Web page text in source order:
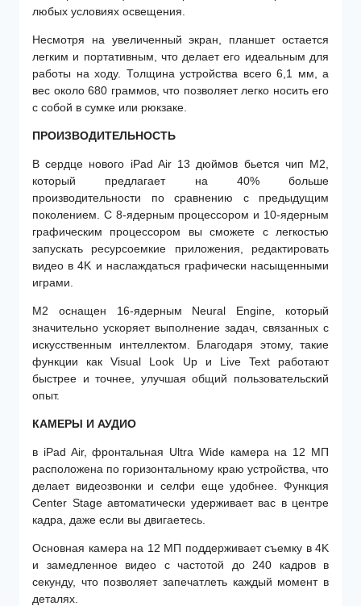
любых условиях освещения.
Несмотря на увеличенный экран, планшет остается
легким и портативным, что делает его идеальным для
работы на ходу. Толщина устройства всего 6,1 мм, а
вес около 680 граммов, что позволяет легко носить его
с собой в сумке или рюкзаке.
ПРОИЗВОДИТЕЛЬНОСТЬ
В сердце нового iPad Air 13 дюймов бьется чип M2,
который предлагает на 40% больше
производительности по сравнению с предыдущим
поколением. С 8-ядерным процессором и 10-ядерным
графическим процессором вы сможете с легкостью
запускать ресурсоемкие приложения, редактировать
видео в 4K и наслаждаться графически насыщенными
играми.
М2 оснащен 16-ядерным Neural Engine, который
значительно ускоряет выполнение задач, связанных с
искусственным интеллектом. Благодаря этому, такие
функции как Visual Look Up и Live Text работают
быстрее и точнее, улучшая общий пользовательский
опыт.
КАМЕРЫ И АУДИО
в iPad Air, фронтальная Ultra Wide камера на 12 МП
расположена по горизонтальному краю устройства, что
делает видеозвонки и селфи еще удобнее. Функция
Center Stage автоматически удерживает вас в центре
кадра, даже если вы двигаетесь.
Основная камера на 12 МП поддерживает съемку в 4K
и замедленное видео с частотой до 240 кадров в
секунду, что позволяет запечатлеть каждый момент в
деталях.